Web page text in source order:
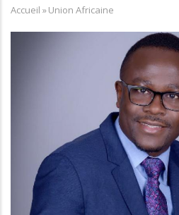
Fil
d'Ariane
Accueil »Union Africaine